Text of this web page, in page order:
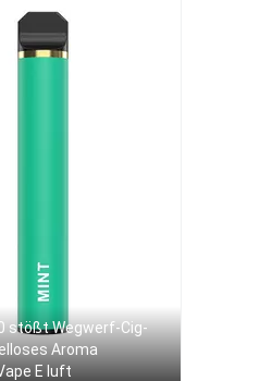
stößt Wegwerf-Cig-
Aroma
E luft